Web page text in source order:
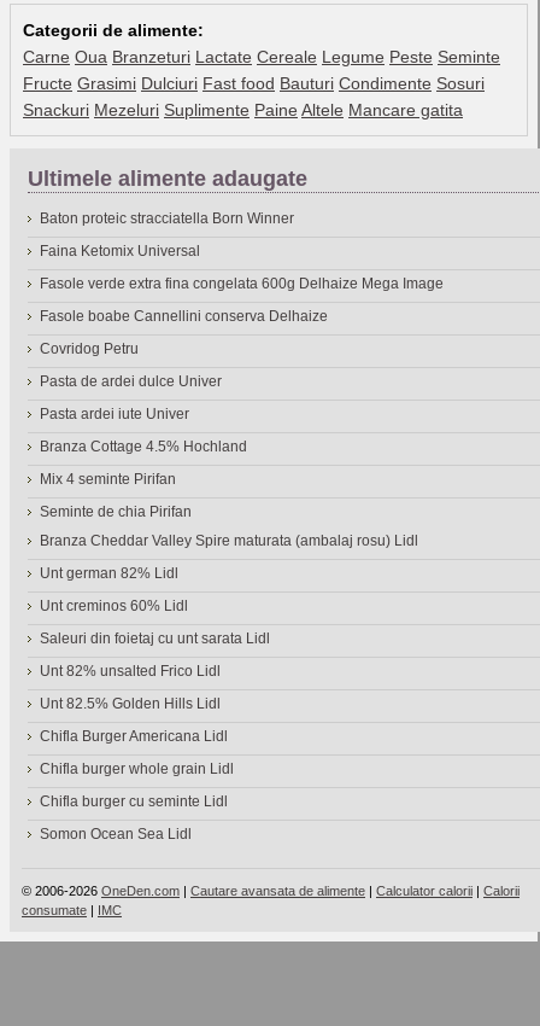
Categorii de alimente:
Carne Oua Branzeturi Lactate Cereale Legume Peste Seminte
Fructe Grasimi Dulciuri Fast food Bauturi Condimente Sosuri
Snackuri Mezeluri Suplimente Paine Altele Mancare gatita
Ultimele alimente adaugate
Baton proteic stracciatella Born Winner
Faina Ketomix Universal
Fasole verde extra fina congelata 600g Delhaize Mega Image
Fasole boabe Cannellini conserva Delhaize
Covridog Petru
Pasta de ardei dulce Univer
Pasta ardei iute Univer
Branza Cottage 4.5% Hochland
Mix 4 seminte Pirifan
Seminte de chia Pirifan
Branza Cheddar Valley Spire maturata (ambalaj rosu) Lidl
Unt german 82% Lidl
Unt creminos 60% Lidl
Saleuri din foietaj cu unt sarata Lidl
Unt 82% unsalted Frico Lidl
Unt 82.5% Golden Hills Lidl
Chifla Burger Americana Lidl
Chifla burger whole grain Lidl
Chifla burger cu seminte Lidl
Somon Ocean Sea Lidl
© 2006-2026 OneDen.com | Cautare avansata de alimente | Calculator calorii | Calorii
consumate | IMC